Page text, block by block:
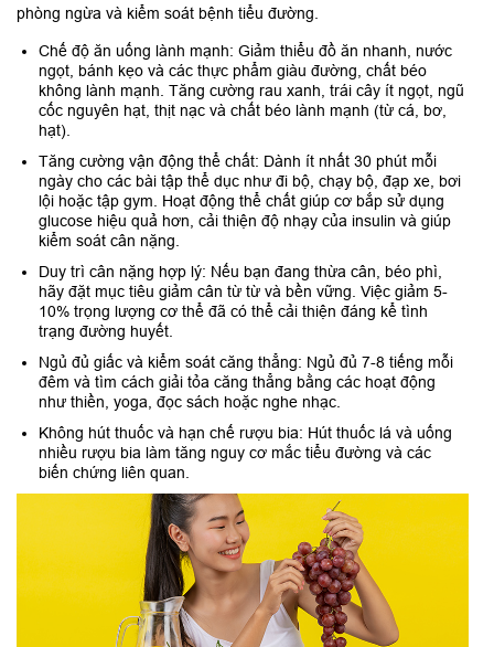
phòng ngừa và kiểm soát bệnh tiểu đường.
Chế độ ăn uống lành mạnh: Giảm thiểu đồ ăn nhanh, nước
ngọt, bánh kẹo và các thực phẩm giàu đường, chất béo
không lành mạnh. Tăng cường rau xanh, trái cây ít ngọt, ngũ
cốc nguyên hạt, thịt nạc và chất béo lành mạnh (từ cá, bơ,
hạt).
Tăng cường vận động thể chất: Dành ít nhất 30 phút mỗi
ngày cho các bài tập thể dục như đi bộ, chạy bộ, đạp xe, bơi
lội hoặc tập gym. Hoạt động thể chất giúp cơ bắp sử dụng
glucose hiệu quả hơn, cải thiện độ nhạy của insulin và giúp
kiểm soát cân nặng.
Duy trì cân nặng hợp lý: Nếu bạn đang thừa cân, béo phì,
hãy đặt mục tiêu giảm cân từ từ và bền vững. Việc giảm 5-
10% trọng lượng cơ thể đã có thể cải thiện đáng kể tình
trạng đường huyết.
Ngủ đủ giấc và kiểm soát căng thẳng: Ngủ đủ 7-8 tiếng mỗi
đêm và tìm cách giải tỏa căng thẳng bằng các hoạt động
như thiền, yoga, đọc sách hoặc nghe nhạc.
Không hút thuốc và hạn chế rượu bia: Hút thuốc lá và uống
nhiều rượu bia làm tăng nguy cơ mắc tiểu đường và các
biến chứng liên quan.